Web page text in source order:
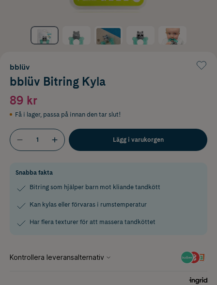
bblüv
bblüv Bitring Kyla
89 kr
Få i lager, passa på innan den tar slut!
Lägg i varukorgen
Snabba fakta
Bitring som hjälper barn mot kliande tandkött
Kan kylas eller förvaras i rumstemperatur
Har flera texturer för att massera tandköttet